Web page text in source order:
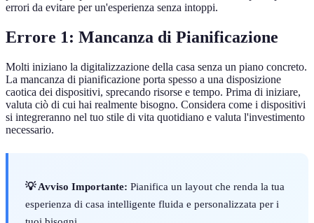
errori da evitare per un'esperienza senza intoppi.
Errore 1: Mancanza di Pianificazione
Molti iniziano la digitalizzazione della casa senza un piano concreto.
La mancanza di pianificazione porta spesso a una disposizione
caotica dei dispositivi, sprecando risorse e tempo. Prima di iniziare,
valuta ciò di cui hai realmente bisogno. Considera come i dispositivi
si integreranno nel tuo stile di vita quotidiano e valuta l'investimento
necessario.
💡 Avviso Importante: Pianifica un layout che renda la tua
esperienza di casa intelligente fluida e personalizzata per i